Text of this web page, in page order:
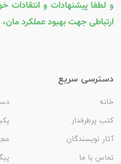
و لطفا پیشنهادات و انتقادات
ارتباطی جهت بهبود عملکرد مان،
دسترسی سریع
خانه
کتب پرطرفدار
آثار نویسندگان
تماس با ما